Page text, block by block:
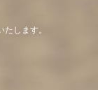
します。